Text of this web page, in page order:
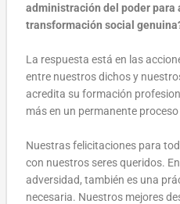
administración del poder para
transformación social
La respuesta está en las
entre nuestros dichos y
acredita su formación
más en un permanente
Nuestras felicitaciones para
con nuestros seres queridos.
adversidad, también es una
necesaria. Nuestros mejores